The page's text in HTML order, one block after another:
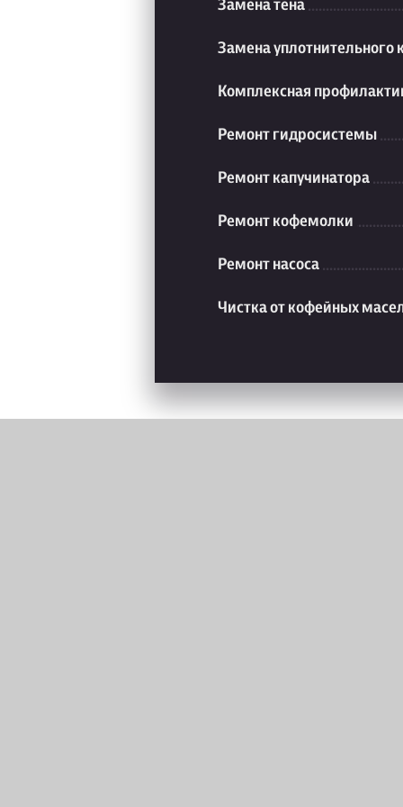
Замена тена
Замена уплотнительного
Комплексная
Ремонт гидросистемы
Ремонт капучинатора
Ремонт кофемолки
Ремонт насоса
Чистка от кофейных